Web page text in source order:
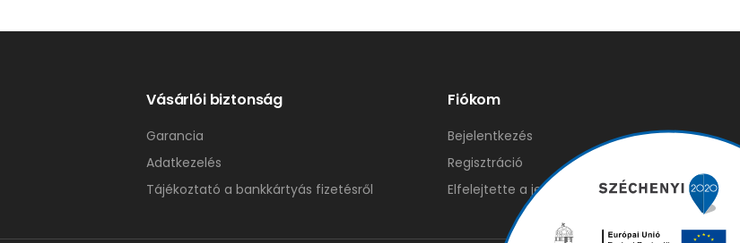
Vásárlói biztonság
Garancia
Adatkezelés
Tájékoztató a bankkártyás fizetésről
Fiókom
Bejelentkezés
Regisztráció
Elfelejtette a jelszavát?